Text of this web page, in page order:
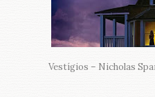
Vestígios – Nicholas